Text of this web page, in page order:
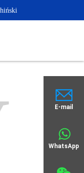
E-mail
WhatsApp